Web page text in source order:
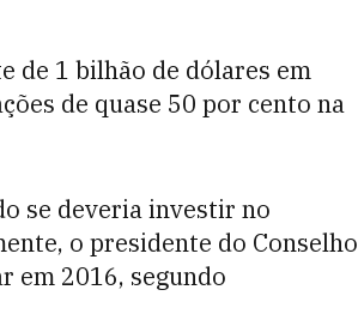
de 1 bilhão de dólares em
de quase 50 por cento na
se deveria investir no
o presidente do Conselho
em 2016, segundo